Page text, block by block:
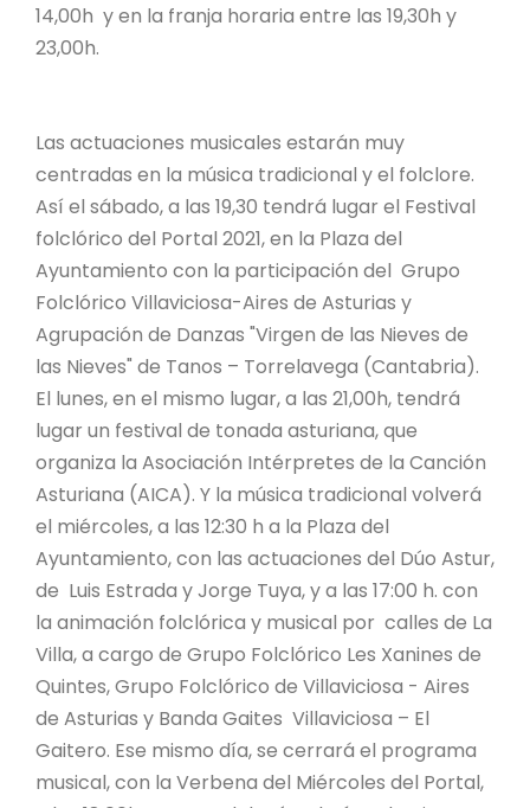
14,00h y en la franja horaria entre las 19,30h y
23,00h.
Las actuaciones musicales estarán muy
centradas en la música tradicional y el folclore.
Así el sábado, a las 19,30 tendrá lugar el Festival
folclórico del Portal 2021, en la Plaza del
Ayuntamiento con la participación del Grupo
Folclórico Villaviciosa-Aires de Asturias y
Agrupación de Danzas "Virgen de las Nieves de
las Nieves" de Tanos – Torrelavega (Cantabria).
El lunes, en el mismo lugar, a las 21,00h, tendrá
lugar un festival de tonada asturiana, que
organiza la Asociación Intérpretes de la Canción
Asturiana (AICA). Y la música tradicional volverá
el miércoles, a las 12:30 h a la Plaza del
Ayuntamiento, con las actuaciones del Dúo Astur,
de Luis Estrada y Jorge Tuya, y a las 17:00 h. con
la animación folclórica y musical por calles de La
Villa, a cargo de Grupo Folclórico Les Xanines de
Quintes, Grupo Folclórico de Villaviciosa - Aires
de Asturias y Banda Gaites Villaviciosa – El
Gaitero. Ese mismo día, se cerrará el programa
musical, con la Verbena del Miércoles del Portal,